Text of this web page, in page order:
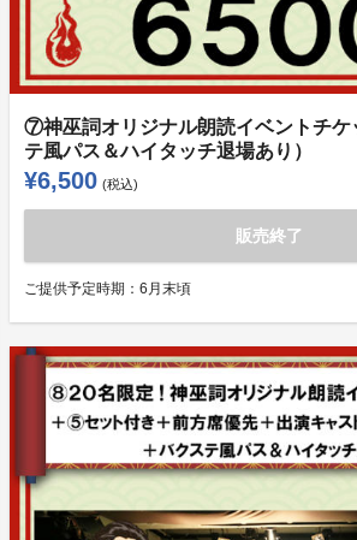
⑦神巫詞オリジナル朗読イベントチケ
テ風パス＆ハイタッチ退場あり）
¥6,500 (税込)
販売終了
ご提供予定時期： 6月末頃